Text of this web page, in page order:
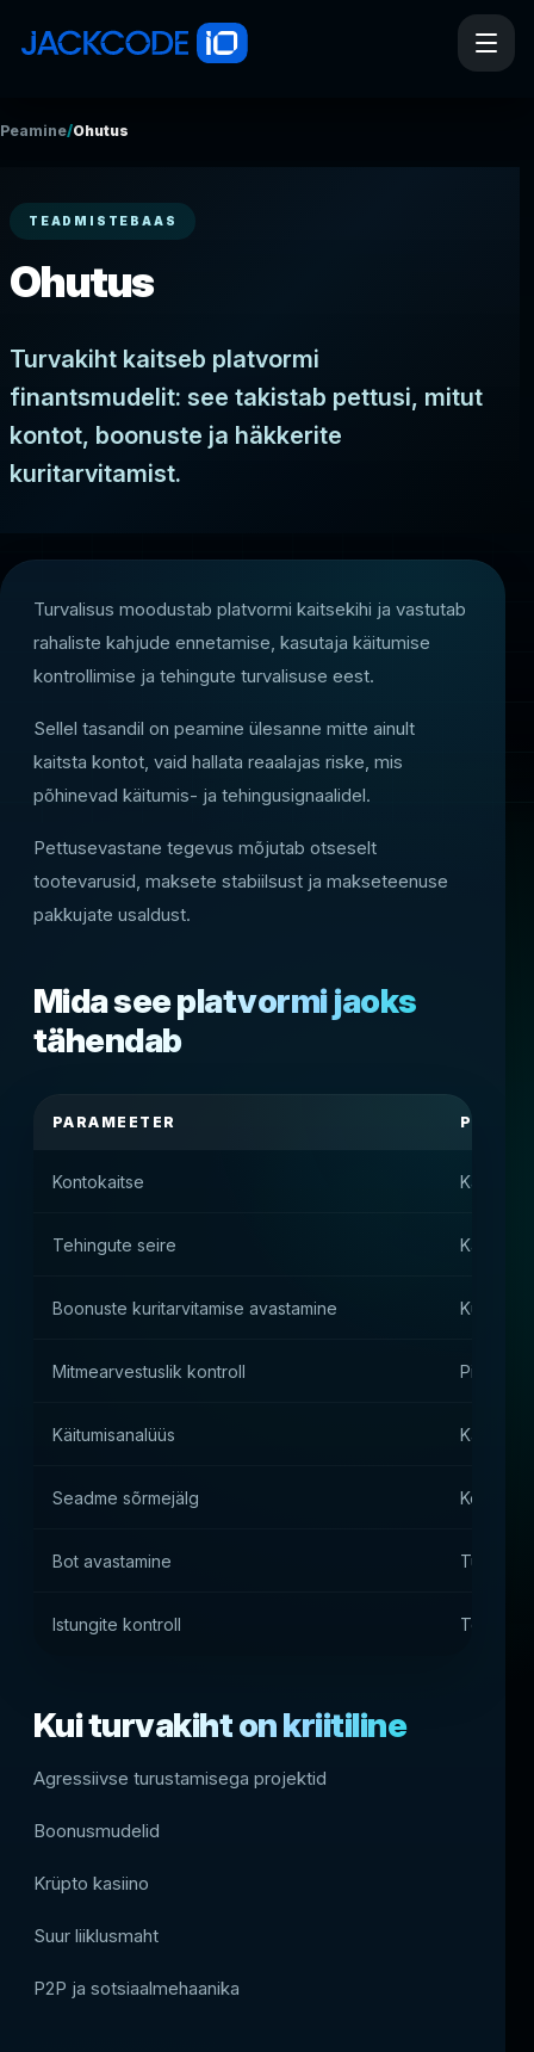
Peamine/Ohutus
TEADMISTEBAAS
Ohutus
Turvakiht kaitseb platvormi
finantsmudelit: see takistab pettusi, mitut
kontot, boonuste ja häkkerite
kuritarvitamist.
Turvalisus moodustab platvormi kaitsekihi ja vastutab
rahaliste kahjude ennetamise, kasutaja käitumise
kontrollimise ja tehingute turvalisuse eest.
Sellel tasandil on peamine ülesanne mitte ainult
kaitsta kontot, vaid hallata reaalajas riske, mis
põhinevad käitumis- ja tehingusignaalidel.
Pettusevastane tegevus mõjutab otseselt
tootevarusid, maksete stabiilsust ja makseteenuse
pakkujate usaldust.
Mida see platvormi jaoks
tähendab
PARAMEETER
Kontokaitse Kasutaja
Tehingute seire
Boonuste kuritarvitamise avastamine
Mitmearvestuslik kontroll
Käitumisanalüüs
Seadme sõrmejälg Kontode
Bot avastamine
Istungite kontroll
Kui turvakiht on kriitiline
Agressiivse turustamisega projektid
Boonusmudelid
Krüpto kasiino
Suur liiklusmaht
P2P ja sotsiaalmehaanika